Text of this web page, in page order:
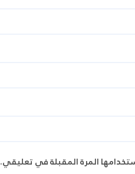
المرة المقبلة في تعليقي.